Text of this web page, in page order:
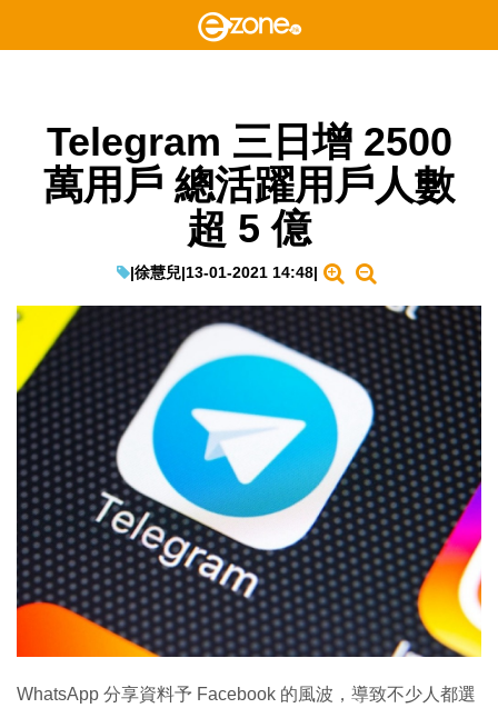
Telegram 三日增 2500
萬用戶 總活躍用戶人數
超 5 億
|徐慧兒|13-01-2021 14:48|
WhatsApp 分享資料予 Facebook 的風波，導致不少人都選